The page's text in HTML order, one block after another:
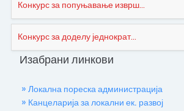
Конкурс за попуњавање изврш...
Конкурс за доделу једнократ...
Изабрани линкови
» Локална пореска администрација
» Канцеларија за локални ек. развој